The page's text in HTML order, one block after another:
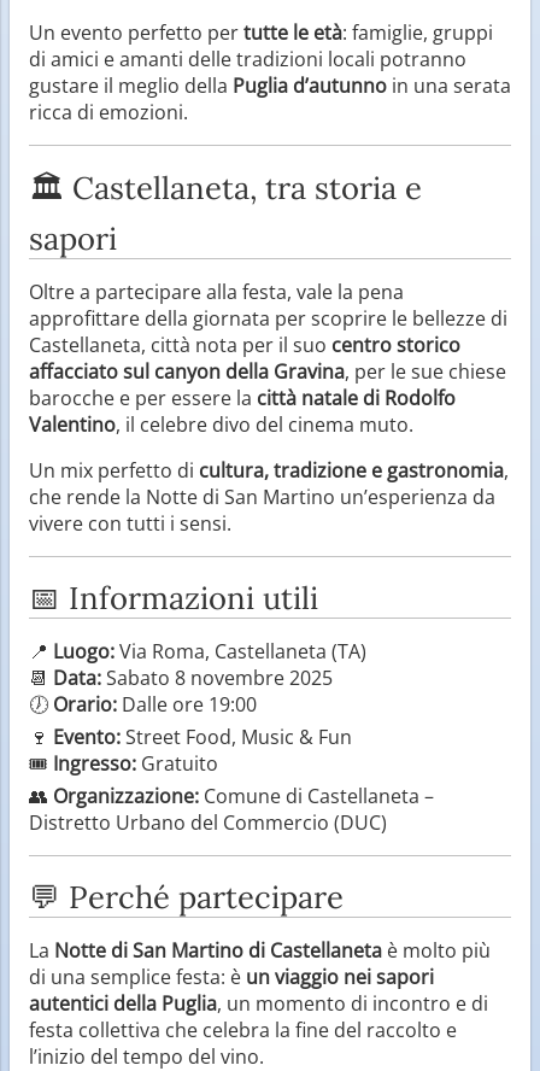
Un evento perfetto pertutte le età: famiglie, gruppi
di amici e amanti delle tradizioni locali potranno
gustare il meglio della Puglia d’autunno in una serata
ricca di emozioni.
🏛️ Castellaneta, tra storia e
sapori
Oltre a partecipare alla festa, vale la pena
approfittare della giornata per scoprire le bellezze di
Castellaneta, città nota per il suo centro storico
affacciato sul canyon della Gravina, per le sue chiese
barocche e per essere la città natale di Rodolfo
Valentino, il celebre divo del cinema muto.
Un mix perfetto di cultura, tradizione e gastronomia,
che rende la Notte di San Martino un’esperienza da
vivere con tutti i sensi.
📅 Informazioni utili
📍 Luogo:Via Roma, Castellaneta (TA)
📆 Data:Sabato 8 novembre 2025
🕖 Orario: Dalle ore 19:00
🍷 Evento:Street Food, Music & Fun
🎟️ Ingresso: Gratuito
👥 Organizzazione: Comune di Castellaneta –
Distretto Urbano del Commercio (DUC)
💬 Perché partecipare
La Notte di San Martino di Castellaneta è molto più
di una semplice festa: è un viaggio nei sapori
autentici della Puglia, un momento di incontro e di
festa collettiva che celebra la fine del raccolto e
l’inizio del tempo del vino.